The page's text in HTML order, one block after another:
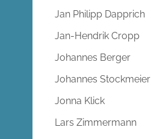
Jan Philipp Dapprich
Jan-Hendrik Cropp
Johannes Berger
Johannes Stockmeier
Jonna Klick
Lars Zimmermann